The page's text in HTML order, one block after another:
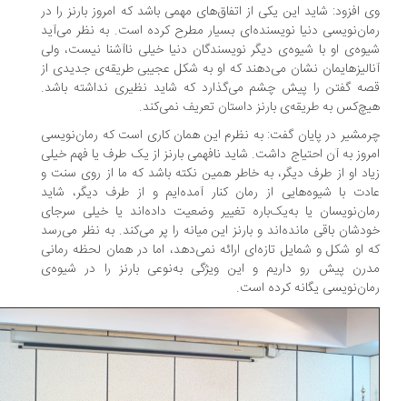
افزود: شاید این یکی از اتفاق‌های مهمی باشد که امروز بارنز را در
دنیا نویسنده‌ای بسیار مطرح کرده است. به نظر می‌آید
او با شیوه‌ی دیگر نویسندگان دنیا خیلی ناآشنا نیست، ولی
نشان می‌دهند که او به شکل عجیبی طریقه‌ی جدیدی از
گفتن را پیش چشم می‌گذارد که شاید نظیری نداشته باشد.
به طریقه‌ی بارنز داستان تعریف نمی‌کند.
در پایان گفت: به نظرم این همان کاری است که رمان‌نویسی
به آن احتیاج داشت. شاید نافهمی بارنز از یک طرف یا فهم خیلی
او از طرف دیگر، به خاطر همین نکته باشد که ما از روی سنت و
با شیوه‌هایی از رمان کنار آمده‌ایم و از طرف دیگر، شاید
یا به‌یک‌باره تغییر وضعیت داده‌اند یا خیلی سرجای
باقی مانده‌اند و بارنز این میانه را پر می‌کند. به نظر می‌رسد
او شکل و شمایل تازه‌ای ارائه نمی‌دهد، اما در همان لحظه رمانی
پیش رو داریم و این ویژگی به‌نوعی بارنز را در شیوه‌ی
یگانه کرده است.